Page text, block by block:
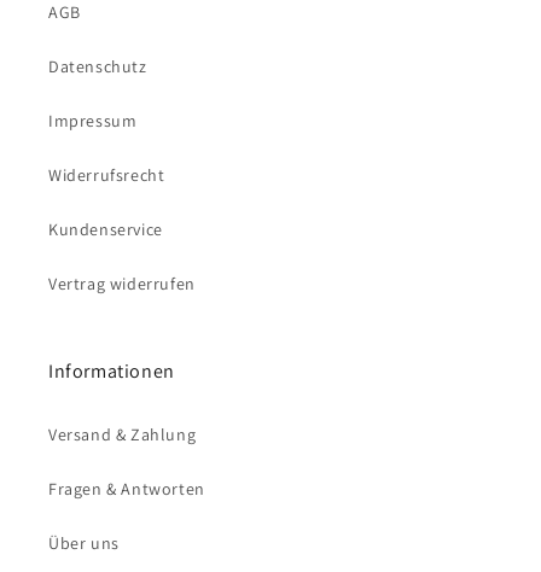
AGB
Datenschutz
Impressum
Widerrufsrecht
Kundenservice
Vertrag widerrufen
Informationen
Versand & Zahlung
Fragen & Antworten
Über uns